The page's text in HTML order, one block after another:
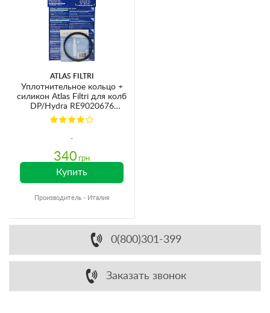
ATLAS FILTRI
Уплотнительное кольцо +
силикон Atlas Filtri для колб
DP/Hydra RE9020676
Ø84х3.5мм
340 грн
Купить
Производитель - Италия
0(800)301-399
Заказать звонок